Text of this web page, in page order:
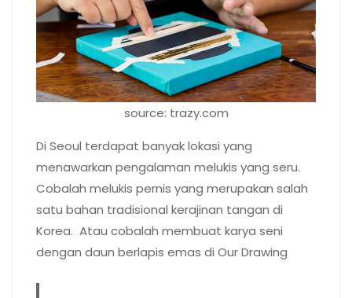
source: trazy.com
Di Seoul terdapat banyak lokasi yang
menawarkan pengalaman melukis yang seru.
Cobalah melukis pernis yang merupakan salah
satu bahan tradisional kerajinan tangan di
Korea. Atau cobalah membuat karya seni
dengan daun berlapis emas di Our Drawing